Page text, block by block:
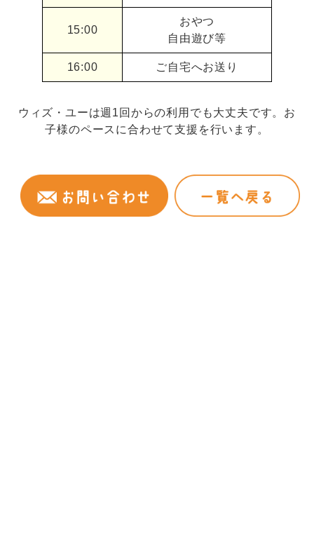
15:00
おやつ
自由遊び等
16:00 ご自宅へお送り
ウィズ・ユーは週1回からの利用でも大丈夫です。お
子様のペースに合わせて支援を行います。